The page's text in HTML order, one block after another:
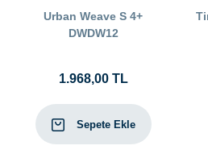
Urban Weave S 4+
DWDW12
1.968,00 TL
Sepete Ekle